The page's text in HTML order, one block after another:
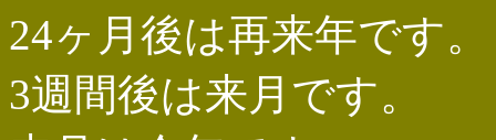
24ヶ月後は再来年です。
3週間後は来月です。